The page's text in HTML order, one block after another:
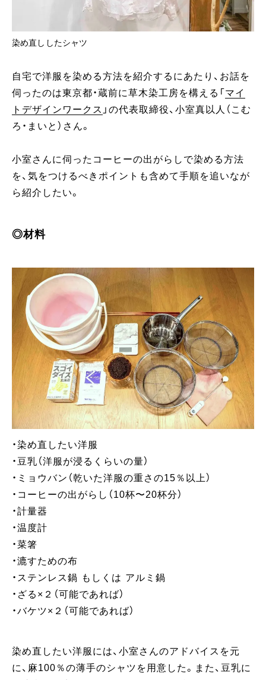
染め直ししたシャツ
自宅で洋服を染める方法を紹介するにあたり、お話を
伺ったのは東京都・蔵前に草木染工房を構える「 マイ
トデザインワークス 」の代表取締役、小室真以人（こむ
ろ・まいと）さん。
小室さんに伺ったコーヒーの出がらしで染める方法
を、気をつけるべきポイントも含めて手順を追いなが
ら紹介したい。
◎材料
・染め直したい洋服
・豆乳（洋服が浸るくらいの量）
・ミョウバン（乾いた洋服の重さの15％以上）
・コーヒーの出がらし（10杯〜20杯分）
・計量器
・温度計
・菜箸
・漉すための布
・ステンレス鍋 もしくは アルミ鍋
・ざる×２（可能であれば）
・バケツ×２（可能であれば）
染め直したい洋服には、小室さんのアドバイスを元
に、麻100％の薄手のシャツを用意した。また、豆乳に